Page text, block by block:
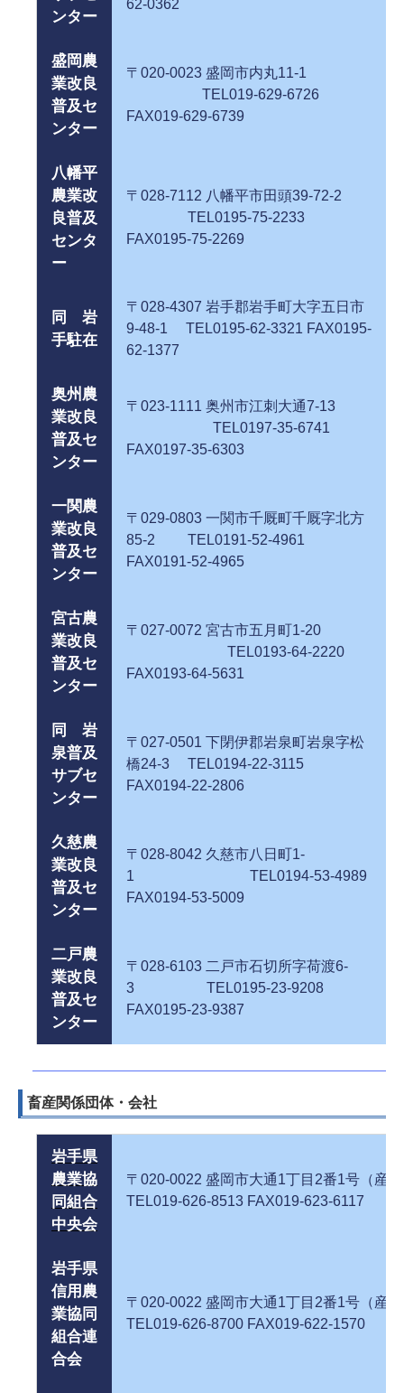
ンター
62-0362
盛岡農
業改良
普及セ
ンター
〒020-0023 盛岡市内丸11-1
TEL019-629-6726
FAX019-629-6739
八幡平
農業改
良普及
センタ
ー
〒028-7112 八幡平市田頭39-72-2
TEL0195-75-2233
FAX0195-75-2269
同 岩
手駐在
〒028-4307 岩手郡岩手町大字五日市
9-48-1 TEL0195-62-3321 FAX0195-
62-1377
奥州農
業改良
普及セ
ンター
〒023-1111 奥州市江刺大通7-13
TEL0197-35-6741
FAX0197-35-6303
一関農
業改良
普及セ
ンター
〒029-0803 一関市千厩町千厩字北方
85-2 TEL0191-52-4961
FAX0191-52-4965
宮古農
業改良
普及セ
ンター
〒027-0072 宮古市五月町1-20
TEL0193-64-2220
FAX0193-64-5631
同 岩
泉普及
サブセ
ンター
〒027-0501 下閉伊郡岩泉町岩泉字松
橋24-3 TEL0194-22-3115
FAX0194-22-2806
久慈農
業改良
普及セ
ンター
〒028-8042 久慈市八日町1-
1 TEL0194-53-4989
FAX0194-53-5009
二戸農
業改良
普及セ
ンター
〒028-6103 二戸市石切所字荷渡6-
3 TEL0195-23-9208
FAX0195-23-9387
畜産関係団体・会社
岩手県
農業協
同組合
中央会
〒020-0022 盛岡市大通1丁目2番1号（産
TEL019-626-8513 FAX019-623-6117
岩手県
信用農
業協同
組合連
合会
〒020-0022 盛岡市大通1丁目2番1号（産
TEL019-626-8700 FAX019-622-1570